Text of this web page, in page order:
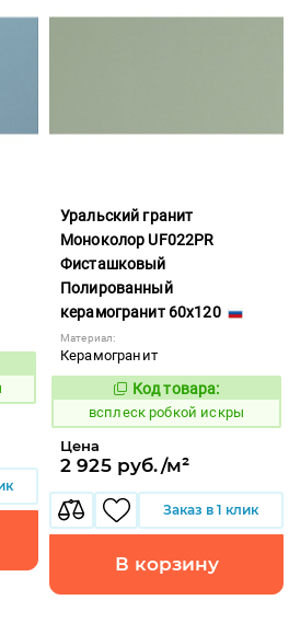
Уральский гранит
Моноколор UF022PR
Фисташковый
Полированный
керамогранит 60x120
Материал:
Керамогранит
244159
Код товара:
всплеск робкой искры
Цена
2 925 руб./м²
Заказ в 1 клик
В корзину